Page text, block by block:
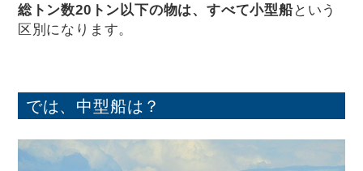
総トン数20トン以下の物は、すべて小型船という
区別になります。
では、中型船は？